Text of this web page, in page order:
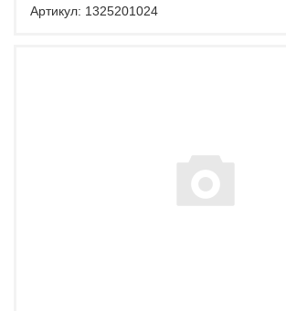
Артикул: 1325201024